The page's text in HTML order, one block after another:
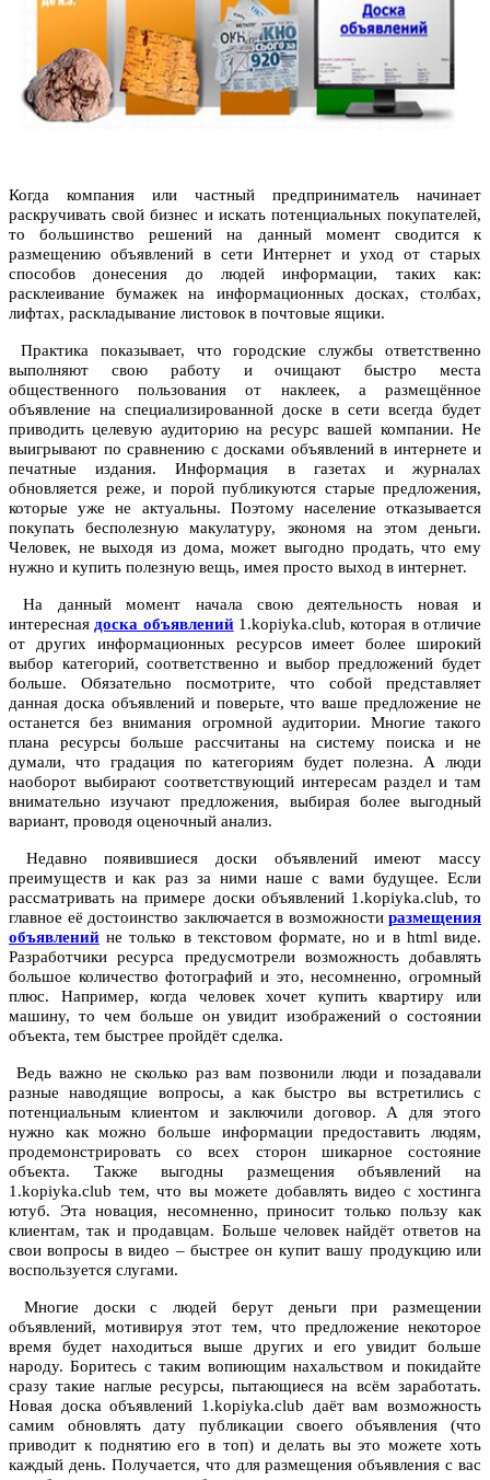
Когда компания или частный предприниматель начинает
раскручивать свой бизнес и искать потенциальных покупателей,
то большинство решений на данный момент сводится к
размещению объявлений в сети Интернет и уход от старых
способов донесения до людей информации, таких как:
расклеивание бумажек на информационных досках, столбах,
лифтах, раскладывание листовок в почтовые ящики.
Практика показывает, что городские службы ответственно
выполняют свою работу и очищают быстро места
общественного пользования от наклеек, а размещённое
объявление на специализированной доске в сети всегда будет
приводить целевую аудиторию на ресурс вашей компании. Не
выигрывают по сравнению с досками объявлений в интернете и
печатные издания. Информация в газетах и журналах
обновляется реже, и порой публикуются старые предложения,
которые уже не актуальны. Поэтому население отказывается
покупать бесполезную макулатуру, экономя на этом деньги.
Человек, не выходя из дома, может выгодно продать, что ему
нужно и купить полезную вещь, имея просто выход в интернет.
На данный момент начала свою деятельность новая и
интереснаядоска объявлений1.kopiyka.club, которая в отличие
от других информационных ресурсов имеет более широкий
выбор категорий, соответственно и выбор предложений будет
больше. Обязательно посмотрите, что собой представляет
данная доска объявлений и поверьте, что ваше предложение не
останется без внимания огромной аудитории. Многие такого
плана ресурсы больше рассчитаны на систему поиска и не
думали, что градация по категориям будет полезна. А люди
наоборот выбирают соответствующий интересам раздел и там
внимательно изучают предложения, выбирая более выгодный
вариант, проводя оценочный анализ.
Недавно появившиеся доски объявлений имеют массу
преимуществ и как раз за ними наше с вами будущее. Если
рассматривать на примере доски объявлений 1.kopiyka.club, то
главное её достоинство заключается в возможности размещения
объявлений не только в текстовом формате, но и в html виде.
Разработчики ресурса предусмотрели возможность добавлять
большое количество фотографий и это, несомненно, огромный
плюс. Например, когда человек хочет купить квартиру или
машину, то чем больше он увидит изображений о состоянии
объекта, тем быстрее пройдёт сделка.
Ведь важно не сколько раз вам позвонили люди и позадавали
разные наводящие вопросы, а как быстро вы встретились с
потенциальным клиентом и заключили договор. А для этого
нужно как можно больше информации предоставить людям,
продемонстрировать со всех сторон шикарное состояние
объекта. Также выгодны размещения объявлений на
1.kopiyka.club тем, что вы можете добавлять видео с хостинга
ютуб. Эта новация, несомненно, приносит только пользу как
клиентам, так и продавцам. Больше человек найдёт ответов на
свои вопросы в видео – быстрее он купит вашу продукцию или
воспользуется слугами.
Многие доски с людей берут деньги при размещении
объявлений, мотивируя этот тем, что предложение некоторое
время будет находиться выше других и его увидит больше
народу. Боритесь с таким вопиющим нахальством и покидайте
сразу такие наглые ресурсы, пытающиеся на всём заработать.
Новая доска объявлений 1.kopiyka.club даёт вам возможность
самим обновлять дату публикации своего объявления (что
приводит к поднятию его в топ) и делать вы это можете хоть
каждый день. Получается, что для размещения объявления с вас